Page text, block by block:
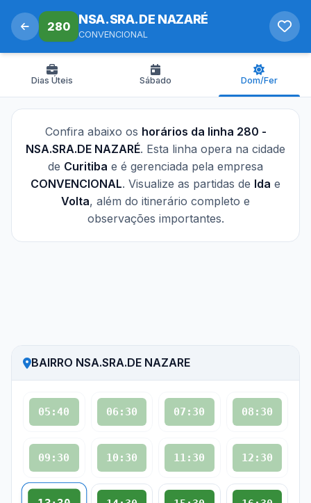
280 NSA.SRA.DE NAZARÉ
CONVENCIONAL
Dias Úteis Sábado Dom/Fer
Confira abaixo os horários da linha 280 -
NSA.SRA.DE NAZARÉ. Esta linha opera na cidade
de Curitiba e é gerenciada pela empresa
CONVENCIONAL. Visualize as partidas de Ida e
Volta, além do itinerário completo e
observações importantes.
BAIRRO NSA.SRA.DE NAZARE
05:40 06:30 07:30 08:30
09:30 10:30 11:30 12:30